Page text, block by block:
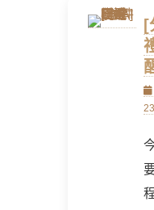
[
on